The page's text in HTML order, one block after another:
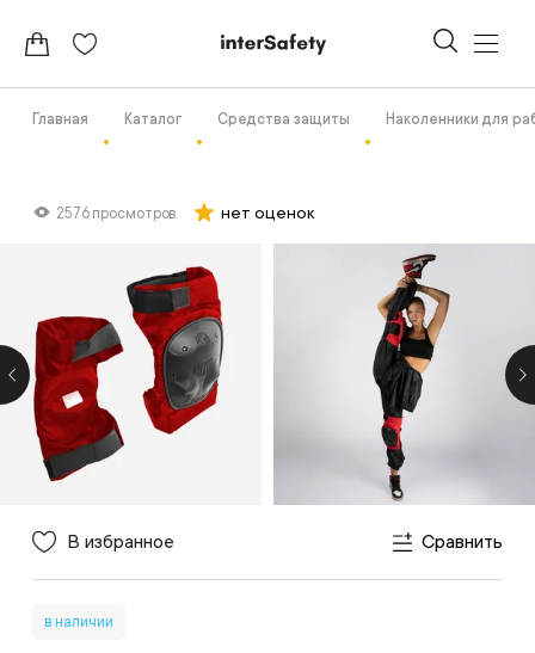
Главная Каталог Средства защиты Наколенники для
2576 просмотров нет оценок
В избранное Сравнить
в наличии